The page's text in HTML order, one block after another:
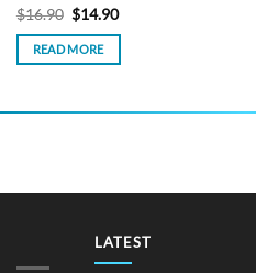
$16.90 Original
price
was:
$16.90.
$14.90Current
is:
READ MORE
LATEST